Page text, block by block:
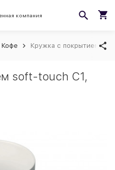
компания
Кофе Кружка с покрытием
soft-touch C1,